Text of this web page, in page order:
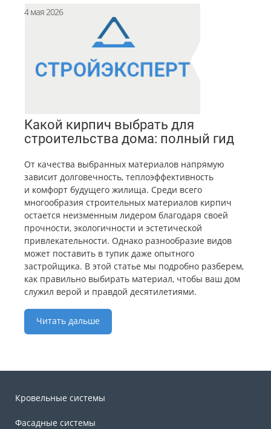
Какой кирпич выбрать для
строительства дома: полный гид
4 мая 2026
От качества выбранных материалов напрямую
зависит долговечность, теплоэффективность
и комфорт будущего жилища. Среди всего
многообразия строительных материалов кирпич
остается неизменным лидером благодаря своей
прочности, экологичности и эстетической
привлекательности. Однако разнообразие видов
может поставить в тупик даже опытного
застройщика. В этой статье мы подробно разберем,
как правильно выбирать материал, чтобы ваш дом
служил верой и правдой десятилетиями.
Читать дальше
Кровельные системы
Фасадные системы